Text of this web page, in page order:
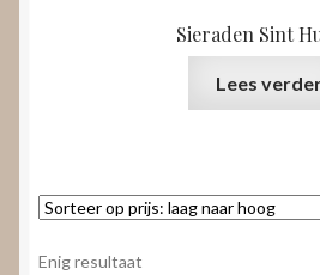
Sieraden Sint
Lees
Enig resultaat